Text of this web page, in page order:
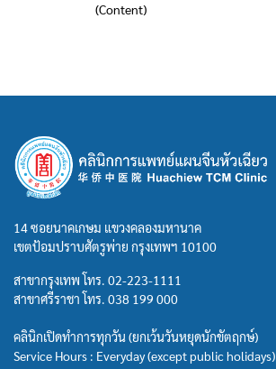
(Content)
14 ซอยนาคเกษม แขวงคลองมหานาค
เขตป้อมปราบศัตรูพ่าย กรุงเทพฯ 10100
สาขากรุงเทพ โทร. 02-223-1111
สาขาศรีราชา โทร. 038 199 000
คลินิกเปิดทำการทุกวัน (ยกเว้นวันหยุดนักขัตฤกษ์)
Service Hours : Everyday (except public holidays)